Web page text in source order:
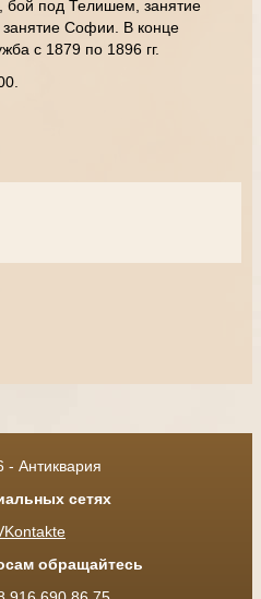
бой под Телишем, занятие
занятие Софии. В конце
с 1879 по 1896 гг.
- Антиквария
сетях
обращайтесь